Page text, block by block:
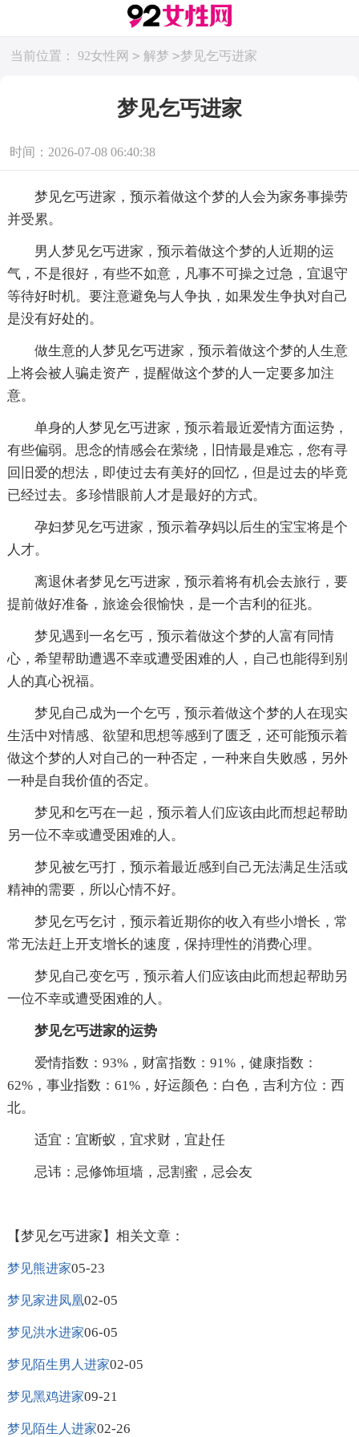
当前位置： 92女性网 > 解梦 >梦见乞丐进家
梦见乞丐进家
时间：2026-07-08 06:40:38
梦见乞丐进家，预示着做这个梦的人会为家务事操劳
并受累。
男人梦见乞丐进家，预示着做这个梦的人近期的运
气，不是很好，有些不如意，凡事不可操之过急，宜退守
等待好时机。要注意避免与人争执，如果发生争执对自己
是没有好处的。
做生意的人梦见乞丐进家，预示着做这个梦的人生意
上将会被人骗走资产，提醒做这个梦的人一定要多加注
意。
单身的人梦见乞丐进家，预示着最近爱情方面运势，
有些偏弱。思念的情感会在萦绕，旧情最是难忘，您有寻
回旧爱的想法，即使过去有美好的回忆，但是过去的毕竟
已经过去。多珍惜眼前人才是最好的方式。
孕妇梦见乞丐进家，预示着孕妈以后生的宝宝将是个
人才。
离退休者梦见乞丐进家，预示着将有机会去旅行，要
提前做好准备，旅途会很愉快，是一个吉利的征兆。
梦见遇到一名乞丐，预示着做这个梦的人富有同情
心，希望帮助遭遇不幸或遭受困难的人，自己也能得到别
人的真心祝福。
梦见自己成为一个乞丐，预示着做这个梦的人在现实
生活中对情感、欲望和思想等感到了匮乏，还可能预示着
做这个梦的人对自己的一种否定，一种来自失败感，另外
一种是自我价值的否定。
梦见和乞丐在一起，预示着人们应该由此而想起帮助
另一位不幸或遭受困难的人。
梦见被乞丐打，预示着最近感到自己无法满足生活或
精神的需要，所以心情不好。
梦见乞丐乞讨，预示着近期你的收入有些小增长，常
常无法赶上开支增长的速度，保持理性的消费心理。
梦见自己变乞丐，预示着人们应该由此而想起帮助另
一位不幸或遭受困难的人。
梦见乞丐进家的运势
爱情指数：93%，财富指数：91%，健康指数：
62%，事业指数：61%，好运颜色：白色，吉利方位：西
北。
适宜：宜断蚁，宜求财，宜赴任
忌讳：忌修饰垣墙，忌割蜜，忌会友
【梦见乞丐进家】相关文章：
梦见熊进家05-23
梦见家进凤凰02-05
梦见洪水进家06-05
梦见陌生男人进家02-05
梦见黑鸡进家09-21
梦见陌生人进家02-26